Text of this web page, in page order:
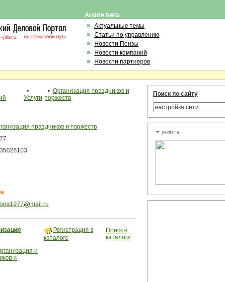
Актуальные темы
Статьи по управлению
Новости Пензы
Новости компаний
Новости партнеров
•
Услуги
• Организация праздников и
торжеств
праздников и торжеств
mail.ru
и
и
Регистрация в
каталоге
Поиск в
каталоге
Поиск по сайту